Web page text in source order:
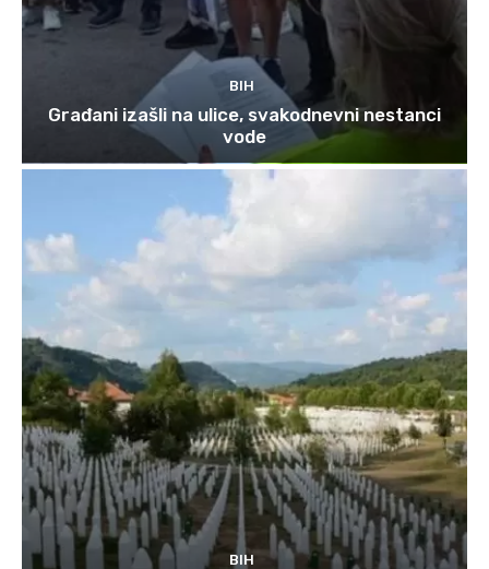
BIH
Građani izašli na ulice, svakodnevni nestanci
vode
BIH